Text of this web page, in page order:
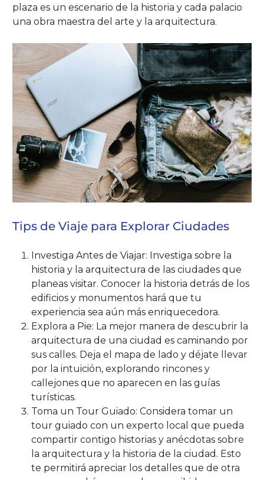
plaza es un escenario de la historia y cada palacio
una obra maestra del arte y la arquitectura.
Tips de Viaje para Explorar Ciudades
Investiga Antes de Viajar: Investiga sobre la
historia y la arquitectura de las ciudades que
planeas visitar. Conocer la historia detrás de los
edificios y monumentos hará que tu
experiencia sea aún más enriquecedora.
Explora a Pie: La mejor manera de descubrir la
arquitectura de una ciudad es caminando por
sus calles. Deja el mapa de lado y déjate llevar
por la intuición, explorando rincones y
callejones que no aparecen en las guías
turísticas.
Toma un Tour Guiado: Considera tomar un
tour guiado con un experto local que pueda
compartir contigo historias y anécdotas sobre
la arquitectura y la historia de la ciudad. Esto
te permitirá apreciar los detalles que de otra